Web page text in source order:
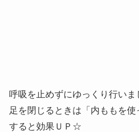
呼吸を止めずにゆっくり行いま
足を閉じるときは「内ももを
すると効果ＵＰ☆